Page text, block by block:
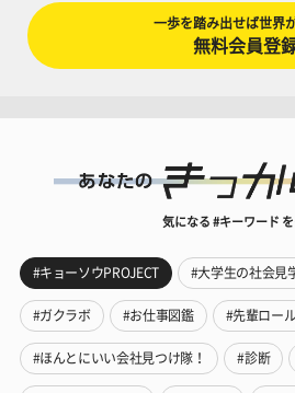
一歩を踏み出せば世界
無料会員登
気になる #キーワード
#キョーソウPROJECT #大学生の社会見
#ガクラボ #お仕事図鑑 #先輩ロー
#ほんとにいい会社見つけ隊！ #診断